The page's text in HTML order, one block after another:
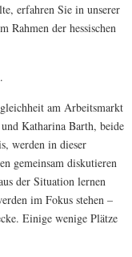
erfahren Sie in unserer
Rahmen der hessischen
am Arbeitsmarkt
Katharina Barth, beide
werden in dieser
gemeinsam diskutieren
der Situation lernen
im Fokus stehen –
Einige wenige Plätze